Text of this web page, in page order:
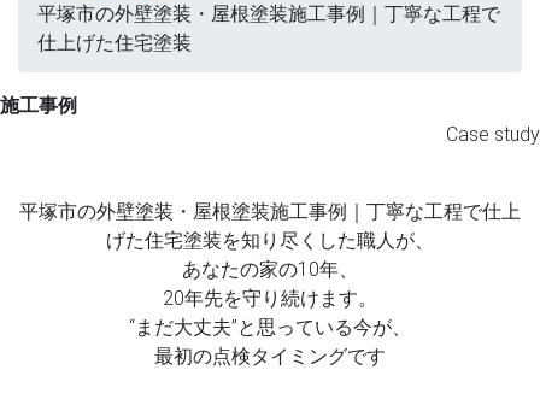
平塚市の外壁塗装・屋根塗装施工事例｜丁寧な工程で
仕上げた住宅塗装
施工事例
Case study
平塚市の外壁塗装・屋根塗装施工事例｜丁寧な工程で仕上
げた住宅塗装を知り尽くした職人が、
あなたの家の10年、
20年先を守り続けます。
“まだ大丈夫”と思っている今が、
最初の点検タイミングです